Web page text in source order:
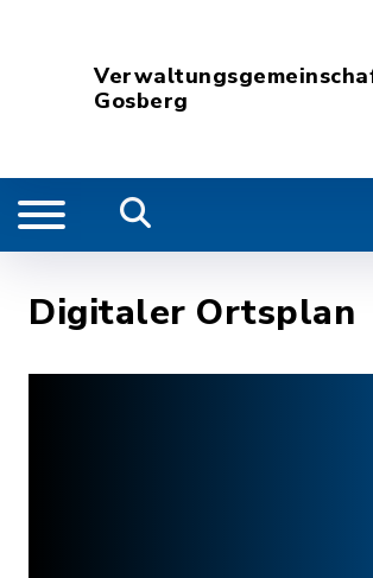
Gosberg
Digitaler Ortsplan